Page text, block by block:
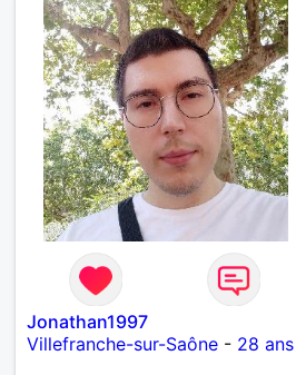
Jonathan1997
Villefranche-sur-Saône- 28 ans